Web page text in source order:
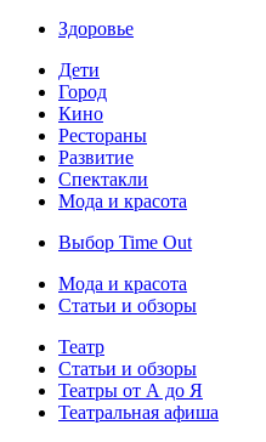
Здоровье
Дети
Город
Кино
Рестораны
Развитие
Спектакли
Мода и красота
Выбор Time Out
Мода и красота
Статьи и обзоры
Театр
Статьи и обзоры
Театры от А до Я
Театральная афиша